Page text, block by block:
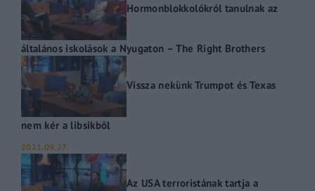
Hormonblokkolókról tanulnak az
általános iskolások a Nyugaton – The Right Brothers
Vissza nekünk Trumpot és Texas
nem kér a libsikből
2021.09.27.
Az USA terroristának tartja a